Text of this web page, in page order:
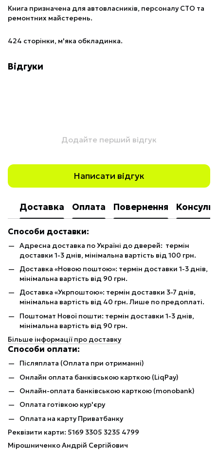
Книга призначена для автовласників, персоналу СТО та
ремонтних майстерень.
424 сторінки, м'яка обкладинка.
Відгуки
Додайте перший відгук
Написати відгук
Доставка Оплата Повернення
Способи доставки:
Адресна доставка по Україні до дверей: термін
доставки 1-3 днів, мінімальна вартість від 100 грн.
Доставка «Новою поштою»: термін доставки 1-3 днів,
мінімальна вартість від 90 грн.
Доставка «Укрпоштою»: термін доставки 3-7 днів,
мінімальна вартість від 40 грн. Лише по предоплаті.
Поштомат Нової пошти: термін доставки 1-3 днів,
мінімальна вартість від 90 грн.
Більше інформації про доставку
Способи оплати:
Післяплата (Оплата при отриманні)
Онлайн оплата банківською карткою (LiqPay)
Онлайн-оплата банківською карткою (monobank)
Оплата готівкою кур'єру
Оплата на карту Приватбанку
Реквізити карти: 5169 3305 3235 4799
Мірошниченко Андрій Сергійович